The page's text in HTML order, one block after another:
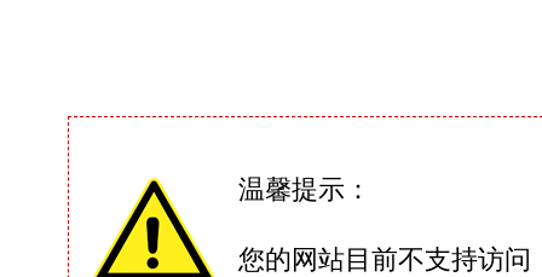
温馨提示：
您的网站目前不支持访